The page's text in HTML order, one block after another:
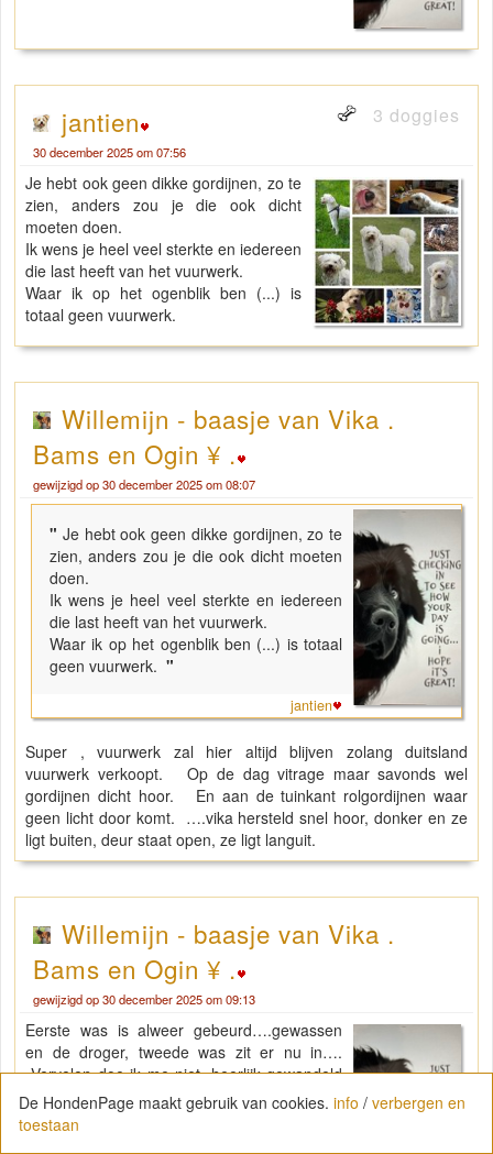
jantien 3 doggies
30 december 2025 om 07:56
Je hebt ook geen dikke gordijnen, zo te
zien, anders zou je die ook dicht
moeten doen.
Ik wens je heel veel sterkte en iedereen
die last heeft van het vuurwerk.
Waar ik op het ogenblik ben (...) is
totaal geen vuurwerk.
Willemijn - baasje van Vika .
Bams en Ogin ¥ .
gewijzigd op 30 december 2025 om 08:07
" Je hebt ook geen dikke gordijnen, zo te
zien, anders zou je die ook dicht moeten
doen.
Ik wens je heel veel sterkte en iedereen
die last heeft van het vuurwerk.
Waar ik op het ogenblik ben (...) is totaal
geen vuurwerk. "
jantien
Super , vuurwerk zal hier altijd blijven zolang duitsland
vuurwerk verkoopt. Op de dag vitrage maar savonds wel
gordijnen dicht hoor. En aan de tuinkant rolgordijnen waar
geen licht door komt. ….vika hersteld snel hoor, donker en ze
ligt buiten, deur staat open, ze ligt languit.
Willemijn - baasje van Vika .
Bams en Ogin ¥ .
gewijzigd op 30 december 2025 om 09:13
Eerste was is alweer gebeurd….gewassen
en de droger, tweede was zit er nu in….
Vervelen doe ik me niet, heerlijk gewandeld
met het meisje, een fietsertje en een lopertje
verder niets gezien…cresch is bewoond met
De HondenPage maakt gebruik van cookies. info / verbergen en
toestaan